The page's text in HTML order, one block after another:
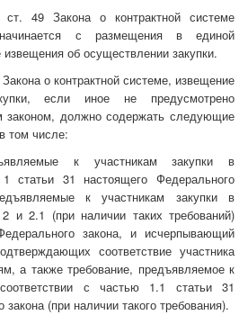
49 Закона о контрактной системе
с размещения в единой
об осуществлении закупки.
о контрактной системе, извещение
если иное не предусмотрено
должно содержать следующие
том числе:
к участникам закупки в
статьи 31 настоящего Федерального
к участникам закупки в
и 2.1 (при наличии таких требований)
закона, и исчерпывающий
соответствие участника
а также требование, предъявляемое к
с частью 1.1 статьи 31
(при наличии такого требования).